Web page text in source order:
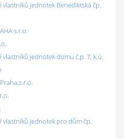
vlastníků jednotek Benediktská čp.
s.r.o.
vlastníků jednotek domu č.p. 7, k.ú.
vlastníků jednotek pro dům čp.